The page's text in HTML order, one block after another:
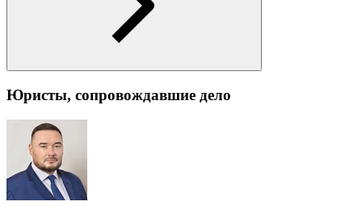
Юристы, сопровождавшие дело